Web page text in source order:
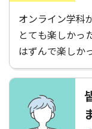
オンライン学科
とても楽しかっ
はずんで楽しか
は遠くて不便だ
んがあって楽し
ださったりし